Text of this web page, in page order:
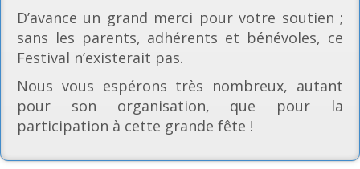
D’avance un grand merci pour votre soutien ;
sans les parents, adhérents et bénévoles, ce
Festival n’existerait pas.
Nous vous espérons très nombreux, autant
pour son organisation, que pour la
participation à cette grande fête !